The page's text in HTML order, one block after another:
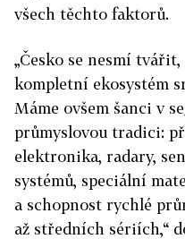
všech těchto faktorů.
„Česko se nesmí tvářit,
kompletní ekosystém
Máme ovšem šanci v
průmyslovou tradici:
elektronika, radary,
systémů, speciální
a schopnost rychlé
až středních sériích,“